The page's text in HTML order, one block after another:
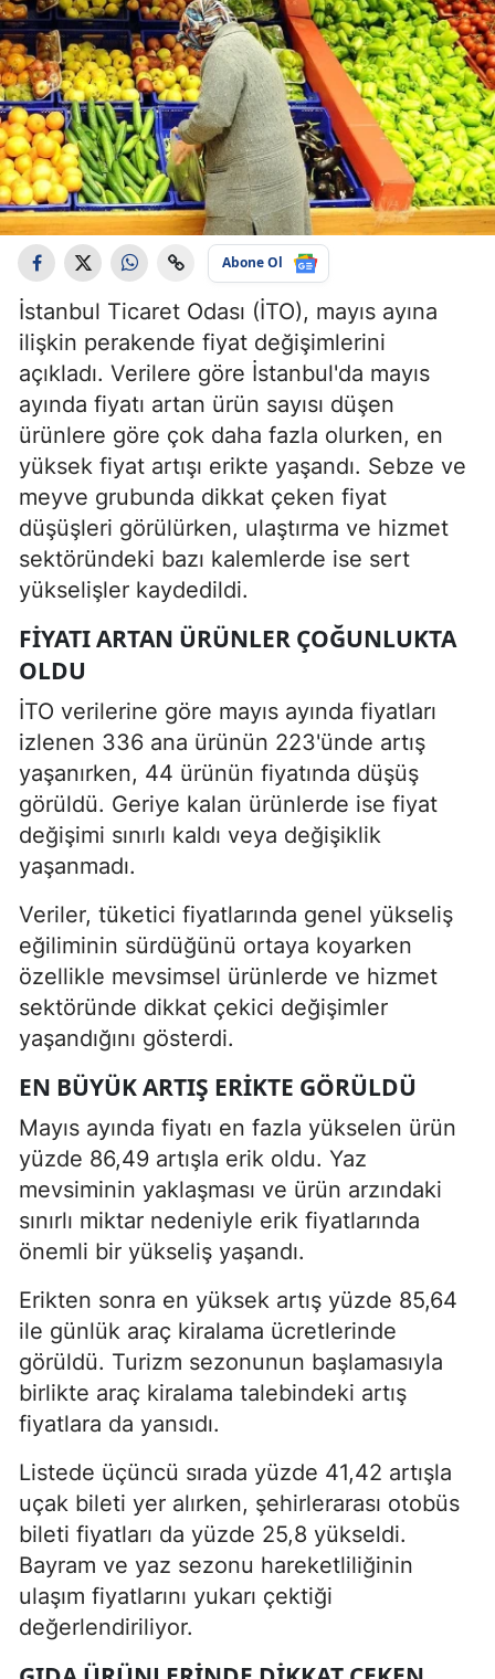
Abone Ol
İstanbul Ticaret Odası (İTO), mayıs ayına
ilişkin perakende fiyat değişimlerini
açıkladı. Verilere göre İstanbul'da mayıs
ayında fiyatı artan ürün sayısı düşen
ürünlere göre çok daha fazla olurken, en
yüksek fiyat artışı erikte yaşandı. Sebze ve
meyve grubunda dikkat çeken fiyat
düşüşleri görülürken, ulaştırma ve hizmet
sektöründeki bazı kalemlerde ise sert
yükselişler kaydedildi.
FIYATI ARTAN ÜRÜNLER ÇOĞUNLUKTA
OLDU
İTO verilerine göre mayıs ayında fiyatları
izlenen 336 ana ürünün 223'ünde artış
yaşanırken, 44 ürünün fiyatında düşüş
görüldü. Geriye kalan ürünlerde ise fiyat
değişimi sınırlı kaldı veya değişiklik
yaşanmadı.
Veriler, tüketici fiyatlarında genel yükseliş
eğiliminin sürdüğünü ortaya koyarken
özellikle mevsimsel ürünlerde ve hizmet
sektöründe dikkat çekici değişimler
yaşandığını gösterdi.
EN BÜYÜK ARTIŞ ERIKTE GÖRÜLDÜ
Mayıs ayında fiyatı en fazla yükselen ürün
yüzde 86,49 artışla erik oldu. Yaz
mevsiminin yaklaşması ve ürün arzındaki
sınırlı miktar nedeniyle erik fiyatlarında
önemli bir yükseliş yaşandı.
Erikten sonra en yüksek artış yüzde 85,64
ile günlük araç kiralama ücretlerinde
görüldü. Turizm sezonunun başlamasıyla
birlikte araç kiralama talebindeki artış
fiyatlara da yansıdı.
Listede üçüncü sırada yüzde 41,42 artışla
uçak bileti yer alırken, şehirlerarası otobüs
bileti fiyatları da yüzde 25,8 yükseldi.
Bayram ve yaz sezonu hareketliliğinin
ulaşım fiyatlarını yukarı çektiği
değerlendiriliyor.